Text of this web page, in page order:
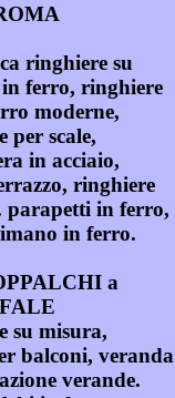
ringhiere su
ferro, ringhiere
moderne,
per scale,
in acciaio,
ringhiere
parapetti in ferro,
in ferro.
a
su misura,
balconi, veranda
verande.